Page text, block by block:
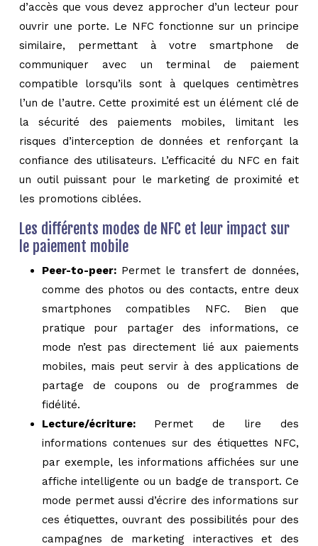
d’accès que vous devez approcher d’un lecteur pour
ouvrir une porte. Le NFC fonctionne sur un principe
similaire, permettant à votre smartphone de
communiquer avec un terminal de paiement
compatible lorsqu’ils sont à quelques centimètres
l’un de l’autre. Cette proximité est un élément clé de
la sécurité des paiements mobiles, limitant les
risques d’interception de données et renforçant la
confiance des utilisateurs. L’efficacité du NFC en fait
un outil puissant pour le marketing de proximité et
les promotions ciblées.
Les différents modes de NFC et leur impact sur
le paiement mobile
Peer-to-peer: Permet le transfert de données,
comme des photos ou des contacts, entre deux
smartphones compatibles NFC. Bien que
pratique pour partager des informations, ce
mode n’est pas directement lié aux paiements
mobiles, mais peut servir à des applications de
partage de coupons ou de programmes de
fidélité.
Lecture/écriture: Permet de lire des
informations contenues sur des étiquettes NFC,
par exemple, les informations affichées sur une
affiche intelligente ou un badge de transport. Ce
mode permet aussi d’écrire des informations sur
ces étiquettes, ouvrant des possibilités pour des
campagnes de marketing interactives et des